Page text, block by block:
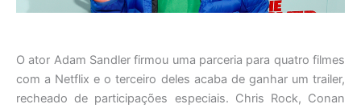
O ator Adam Sandler firmou uma parceria para quatro filmes
com a Netflix e o terceiro deles acaba de ganhar um trailer,
recheado de participações especiais. Chris Rock, Conan